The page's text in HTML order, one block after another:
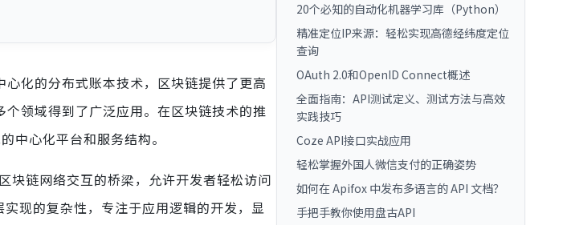
化的分布式账本技术，区块链提供了更高
领域得到了广泛应用。在区块链技术的推
中心化平台和服务结构。
块链网络交互的桥梁，允许开发者轻松访问
现的复杂性，专注于应用逻辑的开发，显
20个必知的自动化机器学习库（Python）
精准定位IP来源：轻松实现高德经纬度定位
查询
OAuth 2.0和OpenID Connect概述
全面指南：API测试定义、测试方法与高效
实践技巧
Coze API接口实战应用
轻松掌握外国人微信支付的正确姿势
如何在 Apifox 中发布多语言的 API 文档？
手把手教你使用盘古API